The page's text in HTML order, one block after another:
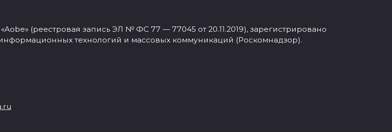
(реестровая запись ЭЛ № ФС 77 — 77045 от 20.11.2019), зарегистрировано
технологий и массовых коммуникаций (Роскомнадзор).